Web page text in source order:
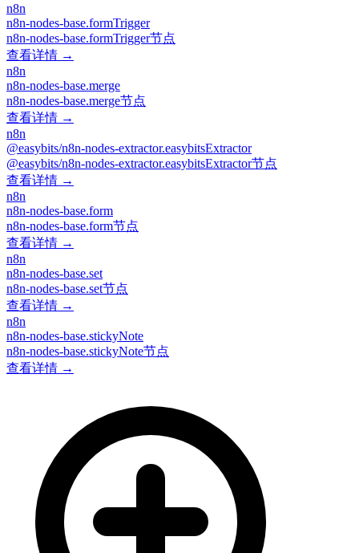
n8n
n8n-nodes-base.formTrigger
n8n-nodes-base.formTrigger节点
查看详情 →
n8n
n8n-nodes-base.merge
n8n-nodes-base.merge节点
查看详情 →
n8n
@easybits/n8n-nodes-extractor.easybitsExtractor
@easybits/n8n-nodes-extractor.easybitsExtractor节点
查看详情 →
n8n
n8n-nodes-base.form
n8n-nodes-base.form节点
查看详情 →
n8n
n8n-nodes-base.set
n8n-nodes-base.set节点
查看详情 →
n8n
n8n-nodes-base.stickyNote
n8n-nodes-base.stickyNote节点
查看详情 →